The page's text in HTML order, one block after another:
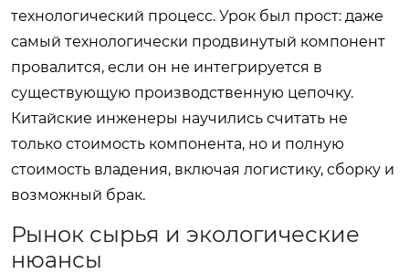
технологический процесс. Урок был прост: даже
самый технологически продвинутый компонент
провалится, если он не интегрируется в
существующую производственную цепочку.
Китайские инженеры научились считать не
только стоимость компонента, но и полную
стоимость владения, включая логистику, сборку и
возможный брак.
Рынок сырья и экологические
нюансы